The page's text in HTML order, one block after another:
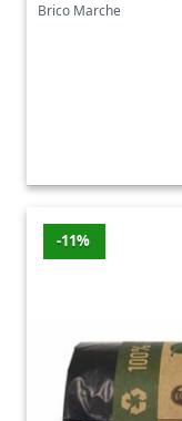
Brico Marche
-11%